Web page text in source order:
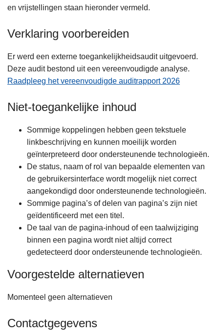
en vrijstellingen staan hieronder vermeld.
Verklaring voorbereiden
Er werd een externe toegankelijkheidsaudit uitgevoerd.
Deze audit bestond uit een vereenvoudigde analyse.
Raadpleeg het vereenvoudigde auditrapport 2026
Niet-toegankelijke inhoud
Sommige koppelingen hebben geen tekstuele
linkbeschrijving en kunnen moeilijk worden
geïnterpreteerd door ondersteunende technologieën.
De status, naam of rol van bepaalde elementen van
de gebruikersinterface wordt mogelijk niet correct
aangekondigd door ondersteunende technologieën.
Sommige pagina’s of delen van pagina’s zijn niet
geïdentificeerd met een titel.
De taal van de pagina-inhoud of een taalwijziging
binnen een pagina wordt niet altijd correct
gedetecteerd door ondersteunende technologieën.
Voorgestelde alternatieven
Momenteel geen alternatieven
Contactgegevens